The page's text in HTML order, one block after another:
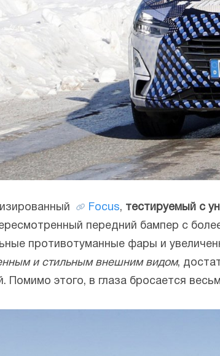
Focus, тестируемый с
передний бампер с
противотуманные фары и
и стильным внешним видом,
Помимо этого, в глаза бросается